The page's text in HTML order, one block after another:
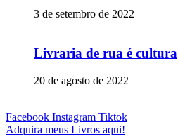
3 de setembro de 2022
Livraria de rua é cultura
20 de agosto de 2022
Facebook Instagram Tiktok
Adquira meus Livros aqui!